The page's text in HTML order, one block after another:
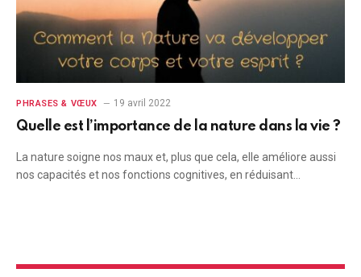
PHRASES & VŒUX 19 avril 2022
Quelle est l’importance de la nature dans la vie ?
La nature soigne nos maux et, plus que cela, elle améliore aussi
nos capacités et nos fonctions cognitives, en réduisant…